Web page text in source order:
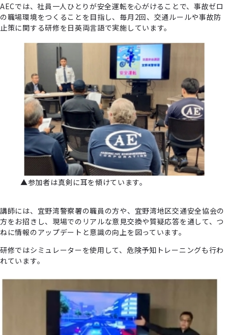
AECでは、社員⼀⼈ひとりが安全運転を⼼がけることで、事故ゼロ
の職場環境をつくることを⽬指し、毎⽉2回、交通ルールや事故防
⽌策に関する研修を⽇英両⾔語で実施しています。
▲参加者は真剣に⽿を傾けています。
講師には、宜野湾警察署の職員の⽅や、宜野湾地区交通安全協会の
⽅をお招きし、現場でのリアルな意⾒交換や質疑応答を通して、つ
ねに情報のアップデートと意識の向上を図っています。
研修ではシミュレーターを使⽤して、危険予知トレーニングも⾏わ
れています。